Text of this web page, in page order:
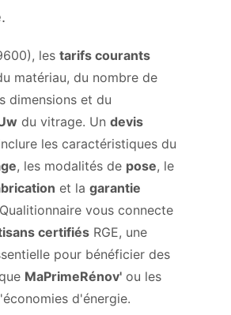
les tarifs courants
matériau, du nombre de
dimensions et du
du vitrage. Un devis
les caractéristiques du
, les modalités de pose, le
et la garantie
vous connecte
certifiés RGE, une
pour bénéficier des
MaPrimeRénov' ou les
d'énergie.